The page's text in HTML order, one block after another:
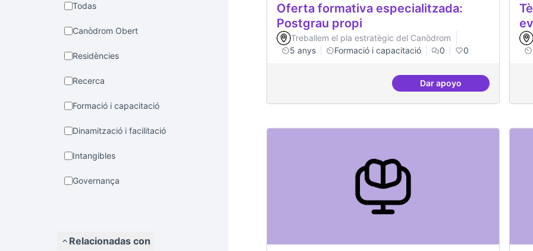
Todas
Canòdrom Obert
Residències
Recerca
Formació i capacitació
Dinamització i facilitació
Intangibles
Governança
Relacionadas con
Oferta formativa especialitzada:
Postgrau propi
Treballem el pla estratègic del Canòdrom
5 anys
Formació i capacitació 0 0
Dar apoyoOferta formativa